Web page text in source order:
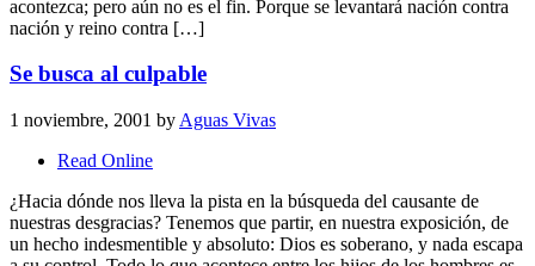
acontezca; pero aún no es el fin. Porque se levantará nación contra
nación y reino contra […]
Se busca al culpable
1 noviembre, 2001 by Aguas Vivas
Read Online
¿Hacia dónde nos lleva la pista en la búsqueda del causante de
nuestras desgracias? Tenemos que partir, en nuestra exposición, de
un hecho indesmentible y absoluto: Dios es soberano, y nada escapa